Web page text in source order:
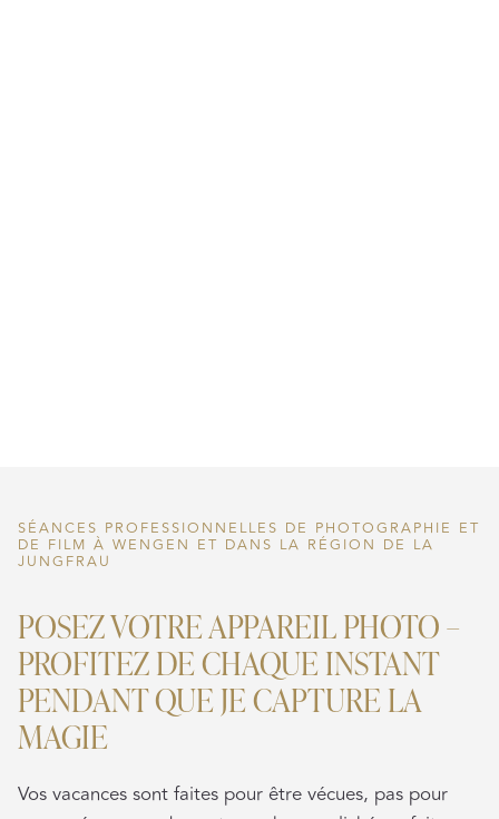
SÉANCES PROFESSIONNELLES DE PHOTOGRAPHIE ET
DE FILM À WENGEN ET DANS LA RÉGION DE LA
JUNGFRAU
POSEZ VOTRE APPAREIL PHOTO –
PROFITEZ DE CHAQUE INSTANT
PENDANT QUE JE CAPTURE LA
MAGIE
Vos vacances sont faites pour être vécues, pas pour